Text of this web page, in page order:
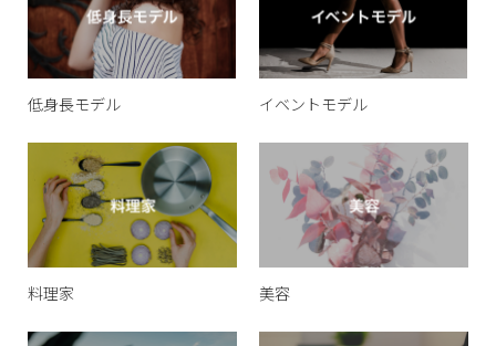
低身長モデル イベントモデル
料理家 美容